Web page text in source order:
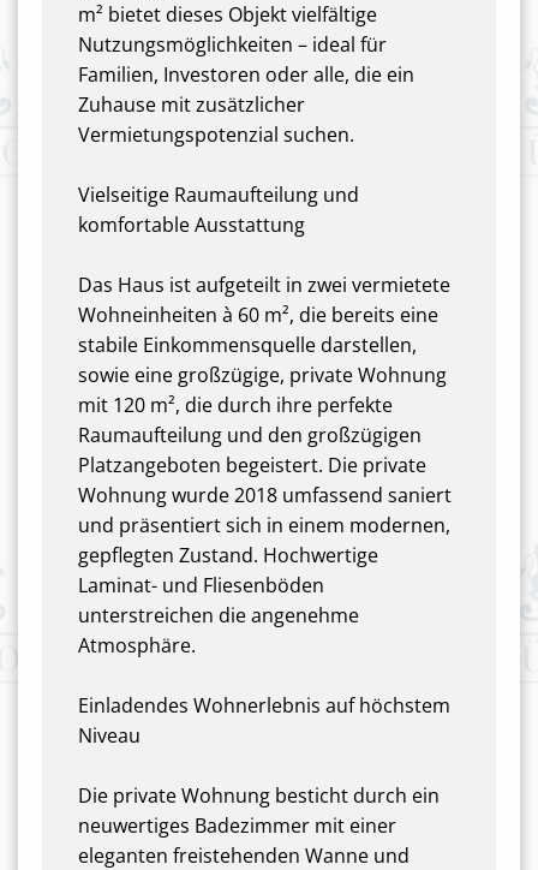
m² bietet dieses Objekt vielfältige
Nutzungsmöglichkeiten – ideal für
Familien, Investoren oder alle, die ein
Zuhause mit zusätzlicher
Vermietungspotenzial suchen.
Vielseitige Raumaufteilung und
komfortable Ausstattung
Das Haus ist aufgeteilt in zwei vermietete
Wohneinheiten à 60 m², die bereits eine
stabile Einkommensquelle darstellen,
sowie eine großzügige, private Wohnung
mit 120 m², die durch ihre perfekte
Raumaufteilung und den großzügigen
Platzangeboten begeistert. Die private
Wohnung wurde 2018 umfassend saniert
und präsentiert sich in einem modernen,
gepflegten Zustand. Hochwertige
Laminat- und Fliesenböden
unterstreichen die angenehme
Atmosphäre.
Einladendes Wohnerlebnis auf höchstem
Niveau
Die private Wohnung besticht durch ein
neuwertiges Badezimmer mit einer
eleganten freistehenden Wanne und